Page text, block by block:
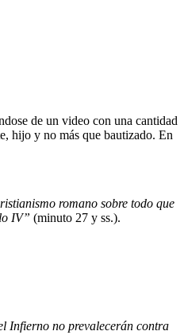
de un video con una cantidad
hijo y no más que bautizado. En
romano sobre todo que
IV” (minuto 27 y ss.).
Infierno no prevalecerán contra